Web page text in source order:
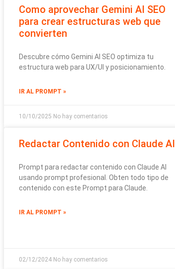
Como aprovechar Gemini AI SEO
para crear estructuras web que
convierten
Descubre cómo Gemini AI SEO optimiza tu
estructura web para UX/UI y posicionamiento.
IR AL PROMPT »
10/10/2025 No hay comentarios
Redactar Contenido con Claude AI
Prompt para redactar contenido con Claude AI
usando prompt profesional. Obten todo tipo de
contenido con este Prompt para Claude.
IR AL PROMPT »
02/12/2024 No hay comentarios